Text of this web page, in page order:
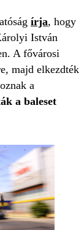
írja, hogy
István
A fővárosi
majd elkezdték
a
a baleset